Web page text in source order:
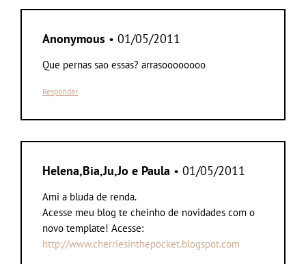
Anonymous • 01/05/2011
Que pernas sao essas? arrasoooooooo
Responder
Helena,Bia,Ju,Jo e Paula • 01/05/2011
Ami a bluda de renda.
Acesse meu blog te cheinho de novidades com o
novo template! Acesse:
http://www.cherriesinthepocket.blogspot.com